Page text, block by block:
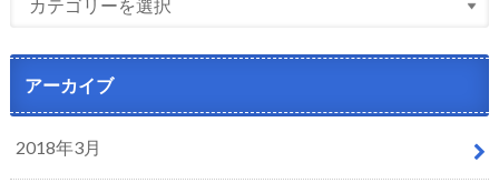
アーカイブ
2018年3月